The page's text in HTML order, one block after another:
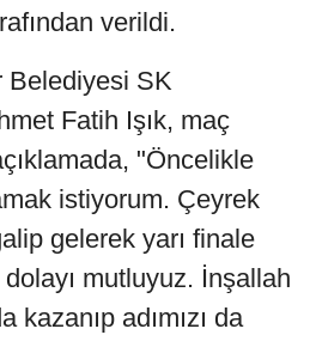
verildi.
Belediyesi SK
Fatih Işık, maç
"Öncelikle
istiyorum. Çeyrek
gelerek yarı finale
mutluyuz. İnşallah
kazanıp adımızı da